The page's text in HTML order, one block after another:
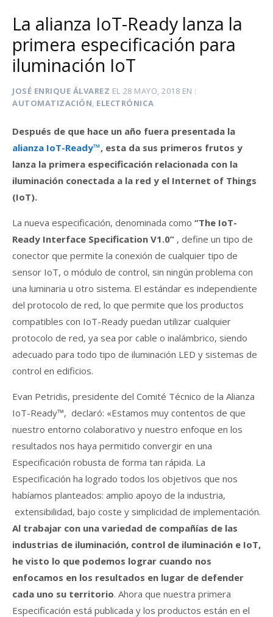
La alianza IoT-Ready lanza la
primera especificación para
iluminación IoT
JOSÉ ENRIQUE ÁLVAREZ EL 28 MAYO, 2018 EN
AUTOMATIZACIÓN, ELECTRÓNICA
Después de que hace un año fuera presentada la
alianza IoT-Ready™, esta da sus primeros frutos y
lanza la primera especificación relacionada con la
iluminación conectada a la red y el Internet of Things
(IoT).
La nueva especificación, denominada como “The IoT-
Ready Interface Specification V1.0” , define un tipo de
conector que permite la conexión de cualquier tipo de
sensor IoT, o módulo de control, sin ningún problema con
una luminaria u otro sistema. El estándar es independiente
del protocolo de red, lo que permite que los productos
compatibles con IoT-Ready puedan utilizar cualquier
protocolo de red, ya sea por cable o inalámbrico, siendo
adecuado para todo tipo de iluminación LED y sistemas de
control en edificios.
Evan Petridis, presidente del Comité Técnico de la Alianza
IoT-Ready™, declaró: «Estamos muy contentos de que
nuestro entorno colaborativo y nuestro enfoque en los
resultados nos haya permitido convergir en una
Especificación robusta de forma tan rápida. La
Especificación ha logrado todos los objetivos que nos
habíamos planteados: amplio apoyo de la industria,
extensibilidad, bajo coste y simplicidad de implementación.
Al trabajar con una variedad de compañías de las
industrias de iluminación, control de iluminación e IoT,
he visto lo que podemos lograr cuando nos
enfocamos en los resultados en lugar de defender
cada uno su territorio. Ahora que nuestra primera
Especificación está publicada y los productos están en el